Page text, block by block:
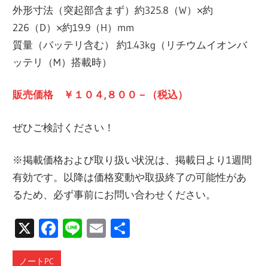
外形寸法（突起部含まず）約325.8（W）×約
226（D）×約19.9（H）mm
質量（バッテリ含む） 約1.43kg（リチウムイオンバ
ッテリ（M）搭載時）
販売価格 ￥１０４,８００－（税込）
ぜひご検討ください！
※掲載価格および取り扱い状況は、掲載日より1週間
有効です。以降は価格変動や取扱終了の可能性があ
るため、必ず事前にお問い合わせください。
X Facebook
LineEmail
ノートPC